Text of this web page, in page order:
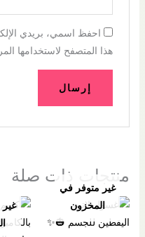
احفظ اسمي، بريدي
هذا المتصفح لاستخدامها
منتجات ذات صلة
غير متوفر في
المخزون